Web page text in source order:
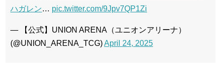
ハガレン… pic.twitter.com/9Jpv7QP1Zi
— 【公式】UNION ARENA（ユニオンアリーナ）
(@UNION_ARENA_TCG)April 24, 2025